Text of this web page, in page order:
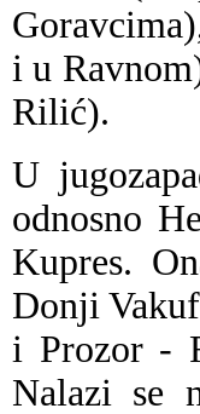
i u
Rilić).
U
odnosno
Kupres.
Donji
i Prozor -
Nalazi se